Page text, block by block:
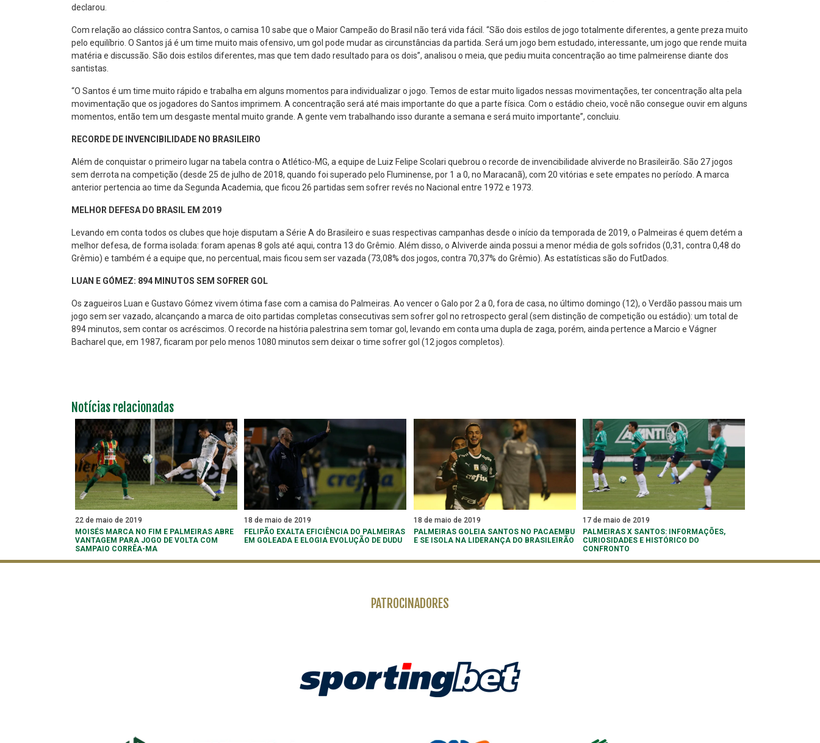
declarou.
Com relação ao clássico contra Santos, o camisa 10 sabe que o Maior Campeão do Brasil não terá vida fácil. “São dois estilos de jogo totalmente diferentes, a gente preza muito
pelo equilíbrio. O Santos já é um time muito mais ofensivo, um gol pode mudar as circunstâncias da partida. Será um jogo bem estudado, interessante, um jogo que rende muita
matéria e discussão. São dois estilos diferentes, mas que tem dado resultado para os dois”, analisou o meia, que pediu muita concentração ao time palmeirense diante dos
santistas.
“O Santos é um time muito rápido e trabalha em alguns momentos para individualizar o jogo. Temos de estar muito ligados nessas movimentações, ter concentração alta pela
movimentação que os jogadores do Santos imprimem. A concentração será até mais importante do que a parte física. Com o estádio cheio, você não consegue ouvir em alguns
momentos, então tem um desgaste mental muito grande. A gente vem trabalhando isso durante a semana e será muito importante”, concluiu.
RECORDE DE INVENCIBILIDADE NO BRASILEIRO
Além de conquistar o primeiro lugar na tabela contra o Atlético-MG, a equipe de Luiz Felipe Scolari quebrou o recorde de invencibilidade alviverde no Brasileirão. São 27 jogos
sem derrota na competição (desde 25 de julho de 2018, quando foi superado pelo Fluminense, por 1 a 0, no Maracanã), com 20 vitórias e sete empates no período. A marca
anterior pertencia ao time da Segunda Academia, que ficou 26 partidas sem sofrer revés no Nacional entre 1972 e 1973.
MELHOR DEFESA DO BRASIL EM 2019
Levando em conta todos os clubes que hoje disputam a Série A do Brasileiro e suas respectivas campanhas desde o início da temporada de 2019, o Palmeiras é quem detém a
melhor defesa, de forma isolada: foram apenas 8 gols até aqui, contra 13 do Grêmio. Além disso, o Alviverde ainda possui a menor média de gols sofridos (0,31, contra 0,48 do
Grêmio) e também é a equipe que, no percentual, mais ficou sem ser vazada (73,08% dos jogos, contra 70,37% do Grêmio). As estatísticas são do FutDados.
LUAN E GÓMEZ: 894 MINUTOS SEM SOFRER GOL
Os zagueiros Luan e Gustavo Gómez vivem ótima fase com a camisa do Palmeiras. Ao vencer o Galo por 2 a 0, fora de casa, no último domingo (12), o Verdão passou mais um
jogo sem ser vazado, alcançando a marca de oito partidas completas consecutivas sem sofrer gol no retrospecto geral (sem distinção de competição ou estádio): um total de
894 minutos, sem contar os acréscimos. O recorde na história palestrina sem tomar gol, levando em conta uma dupla de zaga, porém, ainda pertence a Marcio e Vágner
Bacharel que, em 1987, ficaram por pelo menos 1080 minutos sem deixar o time sofrer gol (12 jogos completos).
Notícias relacionadas
22 de maio de 2019
MOISÉS MARCA NO FIM E PALMEIRAS ABRE
VANTAGEM PARA JOGO DE VOLTA COM
SAMPAIO CORRÊA-MA
18 de maio de 2019
FELIPÃO EXALTA EFICIÊNCIA DO PALMEIRAS
EM GOLEADA E ELOGIA EVOLUÇÃO DE DUDU
18 de maio de 2019
PALMEIRAS GOLEIA SANTOS NO PACAEMBU
E SE ISOLA NA LIDERANÇA DO BRASILEIRÃO
17 de maio de 2019
PALMEIRAS X SANTOS: INFORMAÇÕES,
CURIOSIDADES E HISTÓRICO DO
CONFRONTO
PATROCINADORES